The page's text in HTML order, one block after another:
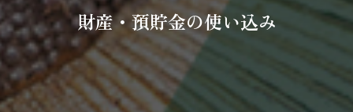
財産・預貯金の使い込み